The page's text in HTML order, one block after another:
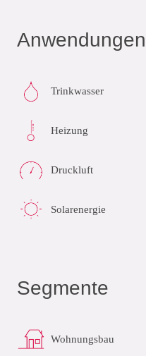
Anwendungen
Trinkwasser
Heizung
Druckluft
Solarenergie
Segmente
Wohnungsbau